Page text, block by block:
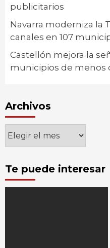
publicitarios
Navarra moderniza la
canales en 107
Castellón mejora la
municipios de menos
Archivos
Archivos
Te puede interesar